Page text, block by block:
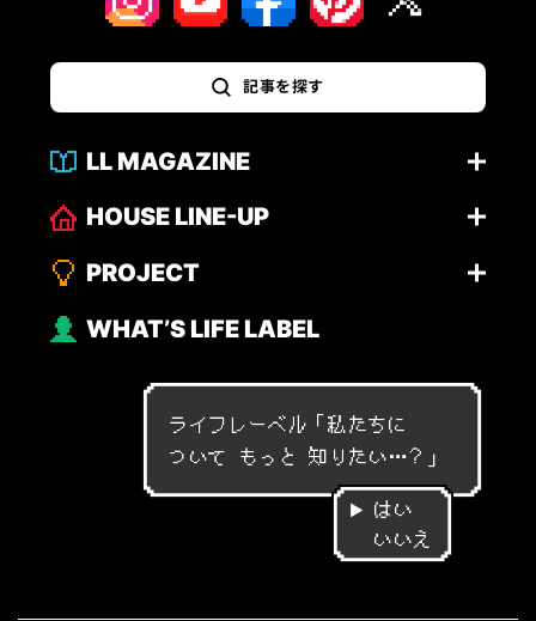
記事を探す
LL MAGAZINE
HOUSE LINE-UP
PROJECT
WHAT’S LIFE LABEL
ライフレーベル「私 たちに
つ いて も っ と 知 り た い…？ 」
はい
いいえ